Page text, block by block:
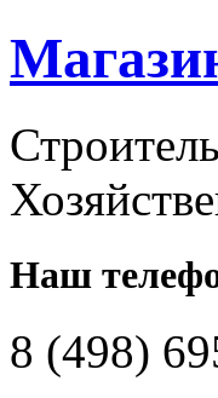
Наш
8 (498)